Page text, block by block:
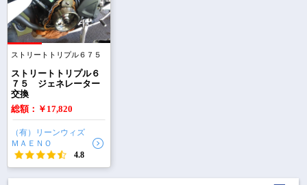
ストリートトリプル６７５
ストリートトリプル６
７５ ジェネレーター
交換
総額：￥17,820
（有）リーンウィズ
ＭＡＥＮＯ
4.8